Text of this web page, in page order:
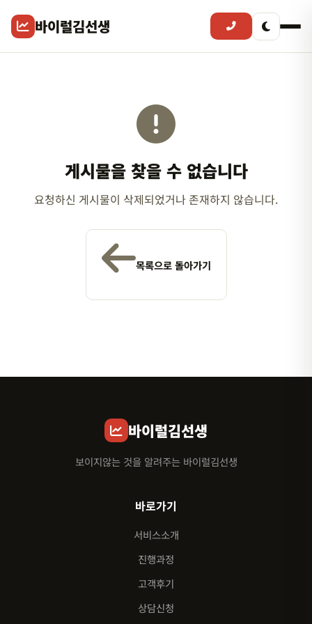
바이럴김선생
게시물을 찾을 수 없습니다
요청하신 게시물이 삭제되었거나 존재하지 않습니다.
목록으로 돌아가기
바이럴김선생
보이지않는 것을 알려주는 바이럴김선생
바로가기
서비스소개
진행과정
고객후기
상담신청